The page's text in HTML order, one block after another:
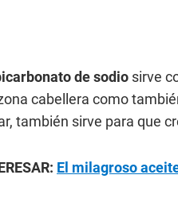
de sodio sirve
cabellera como
también sirve para que
El milagroso